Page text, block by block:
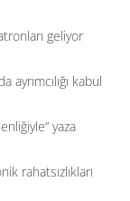
geliyor
ayrımcılığı kabul
yaza
rahatsızlıkları